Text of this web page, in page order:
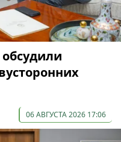
06 АВГУСТА 2026 17:06